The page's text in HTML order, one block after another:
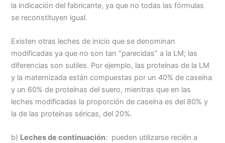
la indicación del fabricante, ya que no todas las fórmulas
se reconstituyen igual.
Existen otras leches de inicio que se denominan
modificadas ya que no son tan “parecidas” a la LM; las
diferencias son sutiles. Por ejemplo, las proteínas de la LM
y la maternizada están compuestas por un 40% de caseína
y un 60% de proteínas del suero, mientras que en las
leches modificadas la proporción de caseína es del 80% y
la de las proteínas séricas, del 20%.
b) Leches de continuación: pueden utilizarse recién a